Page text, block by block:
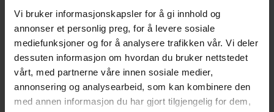
Vi bruker informasjonskapsler for å gi innhold og
annonser et personlig preg, for å levere sosiale
mediefunksjoner og for å analysere trafikken vår. Vi deler
dessuten informasjon om hvordan du bruker nettstedet
vårt, med partnerne våre innen sosiale medier,
annonsering og analysearbeid, som kan kombinere den
med annen informasjon du har gjort tilgjengelig for dem,
-Scanning/forhåndsorientering
- Valg med og uten ball
Posisjonering og forståelse av spillet
- Generell ballkontroll